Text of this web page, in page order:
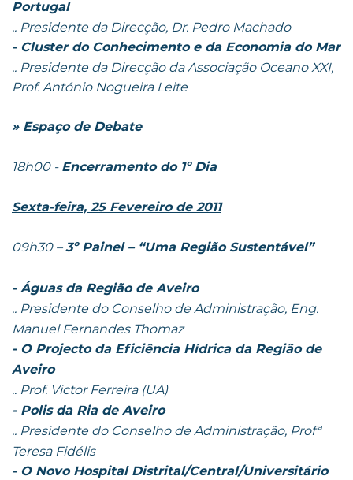
Portugal
.. Presidente da Direcção, Dr. Pedro Machado
- Cluster do Conhecimento e da Economia do Mar
.. Presidente da Direcção da Associação Oceano XXI,
Prof. António Nogueira Leite
» Espaço de Debate
18h00 - Encerramento do 1º Dia
Sexta-feira, 25 Fevereiro de 2011
09h30 –3º Painel – “Uma Região Sustentável”
- Águas da Região de Aveiro
.. Presidente do Conselho de Administração, Eng.
Manuel Fernandes Thomaz
- O Projecto da Eficiência Hídrica da Região de
Aveiro
.. Prof. Victor Ferreira (UA)
- Polis da Ria de Aveiro
.. Presidente do Conselho de Administração, Profª
Teresa Fidélis
- O Novo Hospital Distrital/Central/Universitário